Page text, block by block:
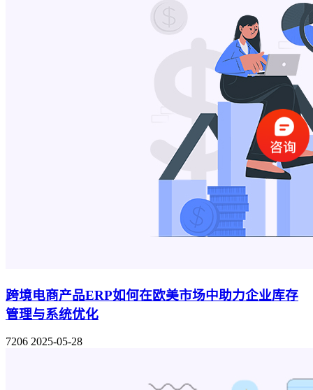
跨境电商产品ERP如何在欧美市场中助力企业库存
管理与系统优化
7206 2025-05-28